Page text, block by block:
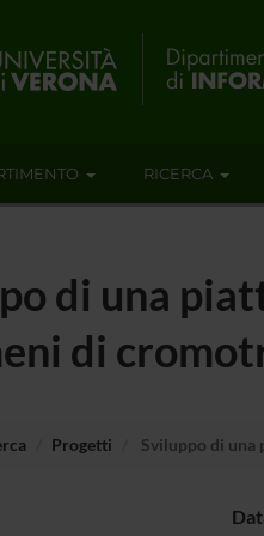
RICERCA
di una
di
Progetti Sviluppo di una